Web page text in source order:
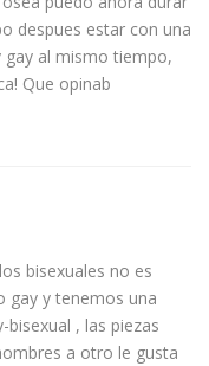
despues estar con una
al mismo tiempo,
Que opinab
bisexuales no es
gay y tenemos una
bisexual , las piezas
a otro le gusta